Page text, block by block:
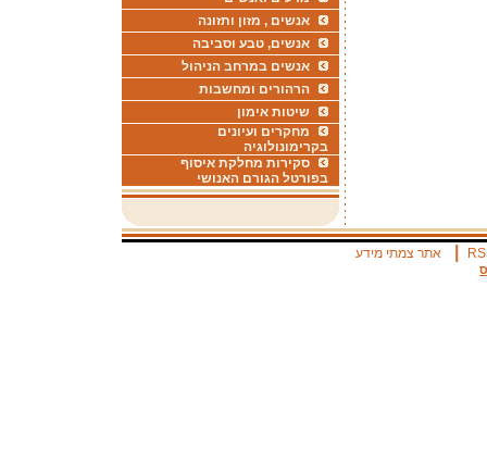
אנשים , מזון ותזונה
אנשים, טבע וסביבה
אנשים במרחב הניהול
הרהורים ומחשבות
שיטות אימון
מחקרים ועיונים
בקרימונולוגיה
סקירות מחלקת איסוף
בפורטל הגורם האנושי
אתר צמתי מידע